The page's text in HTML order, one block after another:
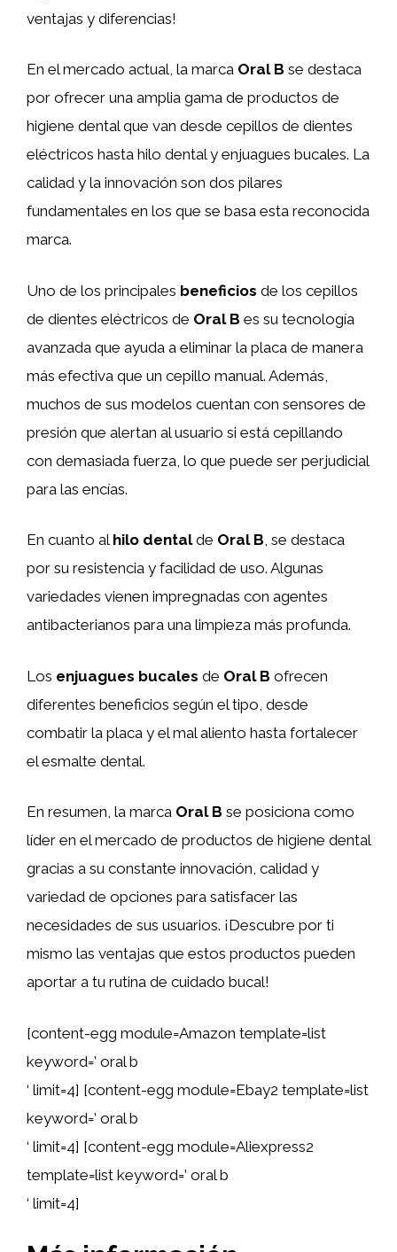
ventajas y diferencias!
En el mercado actual, la marca Oral B se destaca
por ofrecer una amplia gama de productos de
higiene dental que van desde cepillos de dientes
eléctricos hasta hilo dental y enjuagues bucales. La
calidad y la innovación son dos pilares
fundamentales en los que se basa esta reconocida
marca.
Uno de los principales beneficios de los cepillos
de dientes eléctricos de Oral B es su tecnología
avanzada que ayuda a eliminar la placa de manera
más efectiva que un cepillo manual. Además,
muchos de sus modelos cuentan con sensores de
presión que alertan al usuario si está cepillando
con demasiada fuerza, lo que puede ser perjudicial
para las encías.
En cuanto al hilo dentalde Oral B, se destaca
por su resistencia y facilidad de uso. Algunas
variedades vienen impregnadas con agentes
antibacterianos para una limpieza más profunda.
Los enjuagues bucales de Oral B ofrecen
diferentes beneficios según el tipo, desde
combatir la placa y el mal aliento hasta fortalecer
el esmalte dental.
En resumen, la marca Oral B se posiciona como
líder en el mercado de productos de higiene dental
gracias a su constante innovación, calidad y
variedad de opciones para satisfacer las
necesidades de sus usuarios. ¡Descubre por ti
mismo las ventajas que estos productos pueden
aportar a tu rutina de cuidado bucal!
[content-egg module=Amazon template=list
keyword=’ oral b
‘ limit=4] [content-egg module=Ebay2 template=list
keyword=’ oral b
‘ limit=4] [content-egg module=Aliexpress2
template=list keyword=’ oral b
‘ limit=4]